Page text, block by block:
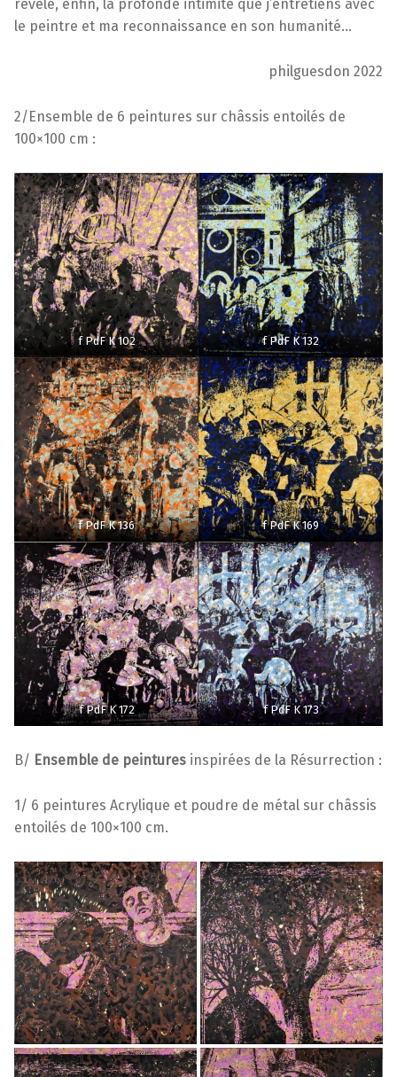
révèle, enfin, la profonde intimité que j’entretiens avec
le peintre et ma reconnaissance en son humanité…
philguesdon 2022
2/Ensemble de 6 peintures sur châssis entoilés de
100×100 cm :
f PdF K 102 f PdF K 132
f PdF K 136 f PdF K 169
f PdF K 172 f PdF K 173
B/ Ensemble de peintures inspirées de la Résurrection :
1/ 6 peintures Acrylique et poudre de métal sur châssis
entoilés de 100×100 cm.